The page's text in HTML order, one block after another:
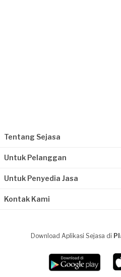
Tentang Sejasa
Untuk Pelanggan
Untuk Penyedia Jasa
Kontak Kami
Download Aplikasi Sejasa di